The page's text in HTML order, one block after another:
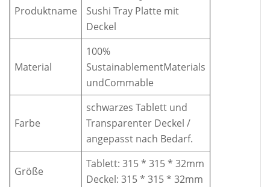
Produktname
Sushi Tray Platte mit
Deckel
Material
100%
SustainablementMaterials
undCommable
Farbe
schwarzes Tablett und
Transparenter Deckel /
angepasst nach Bedarf.
Größe
Tablett: 315 * 315 * 32mm
Deckel: 315 * 315 * 32mm